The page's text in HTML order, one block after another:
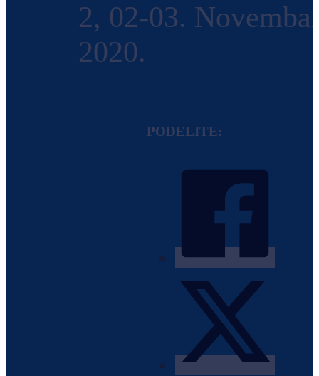
2, 02-03.
2020.
PODELITE: